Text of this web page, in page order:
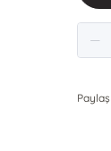
Paylaş